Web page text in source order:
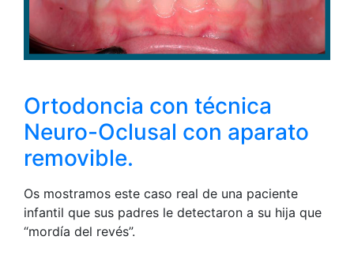
Ortodoncia con técnica
Neuro-Oclusal con aparato
removible.
Os mostramos este caso real de una paciente
infantil que sus padres le detectaron a su hija que
“mordía del revés”.